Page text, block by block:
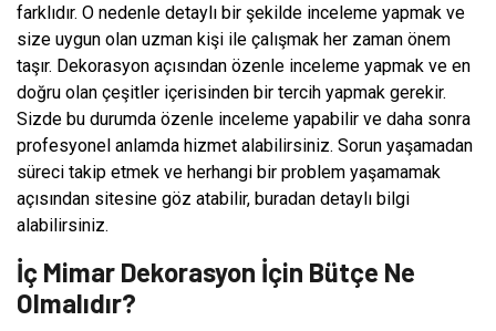
farklıdır. O nedenle detaylı bir şekilde inceleme yapmak ve
size uygun olan uzman kişi ile çalışmak her zaman önem
taşır. Dekorasyon açısından özenle inceleme yapmak ve en
doğru olan çeşitler içerisinden bir tercih yapmak gerekir.
Sizde bu durumda özenle inceleme yapabilir ve daha sonra
profesyonel anlamda hizmet alabilirsiniz. Sorun yaşamadan
süreci takip etmek ve herhangi bir problem yaşamamak
açısından sitesine göz atabilir, buradan detaylı bilgi
alabilirsiniz.
İç Mimar Dekorasyon İçin Bütçe Ne
Olmalıdır?